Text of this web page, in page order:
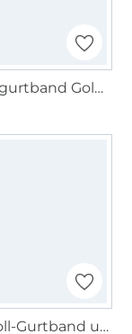
Taschengurtband Goldfäden 40mm, beere
Baumwoll-Gurtband uni altrosa 38 mm